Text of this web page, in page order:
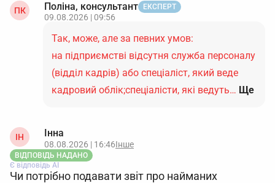
ПК Поліна, консультант ЕКСПЕРТ
09.08.2026 | 09:56
Так, може, але за певних умов:
на підприємстві відсутня служба персоналу
(відділ кадрів) або спеціаліст, який веде
кадровий облік;спеціалісти, які ведуть… Ще
ІН Інна
08.08.2026 | 16:46Інше
ВІДПОВІДЬ НАДАНО
Є відповідь АІ
Чи потрібно подавати звіт про найманих